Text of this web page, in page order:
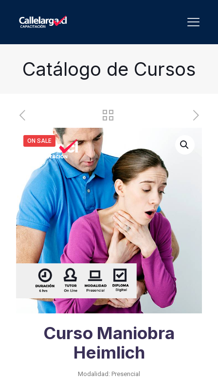
Catálogo de Cursos
ON SALE
Curso Maniobra
Heimlich
Modalidad: Presencial